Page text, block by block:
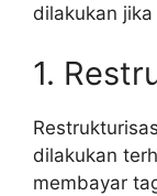
dilakukan
1.
dilakukan
membayar